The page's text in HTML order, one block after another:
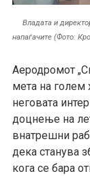
Владата и
напаѓачите (Фото:
Аеродромот
мета на голем
неговата
доцнење на
внатрешни
дека станува
кога се бара